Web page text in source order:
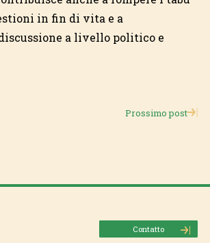
in fin di vita e a
a livello politico e
Prossimo post
Contatto